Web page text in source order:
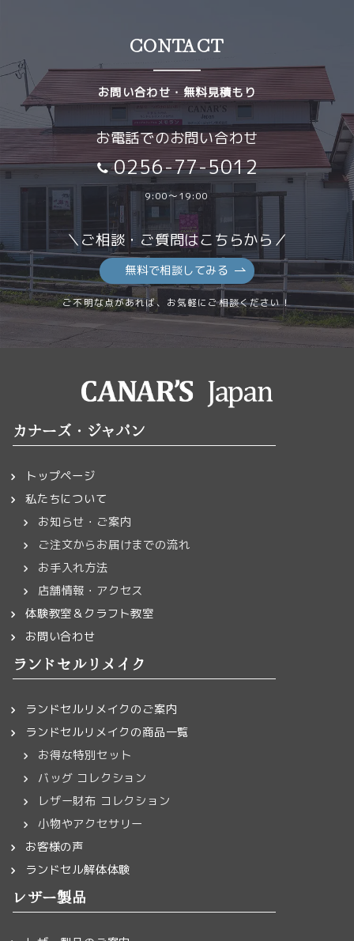
CONTACT
お問い合わせ・無料見積もり
お電話でのお問い合わせ
0256-77-5012
9:00～19:00
＼ご相談・ご質問はこちらから／
無料で相談してみる
ご不明な点があれば、お気軽にご相談ください！
カナーズ・ジャパン
トップページ
私たちについて
お知らせ・ご案内
ご注文からお届けまでの流れ
お手入れ方法
店舗情報・アクセス
体験教室＆クラフト教室
お問い合わせ
ランドセルリメイク
ランドセルリメイクのご案内
ランドセルリメイクの商品一覧
お得な特別セット
バッグ コレクション
レザー財布 コレクション
小物やアクセサリー
お客様の声
ランドセル解体体験
レザー製品